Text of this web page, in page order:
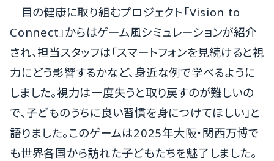
目の健康に取り組むプロジェクト「Vision to
Connect」からはゲーム風シミュレーションが紹介
され、担当スタッフは「スマートフォンを見続けると視
力にどう影響するかなど、身近な例で学べるように
しました。視力は一度失うと取り戻すのが難しいの
で、子どものうちに良い習慣を身につけてほしい」と
語りました。このゲームは2025年大阪・関西万博で
も世界各国から訪れた子どもたちを魅了しました。